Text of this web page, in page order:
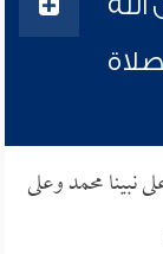
نبينا محمد وعلى